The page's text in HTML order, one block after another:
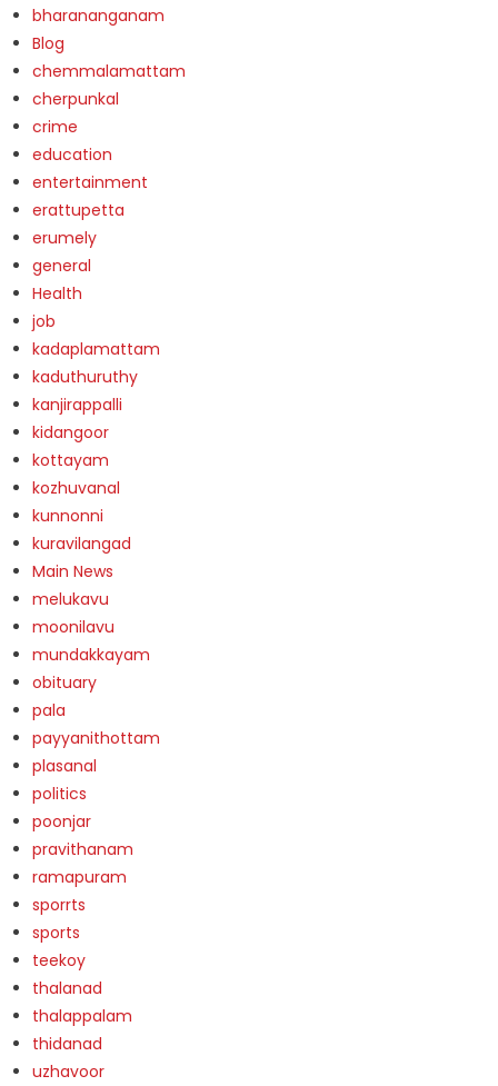
bharananganam
Blog
chemmalamattam
cherpunkal
crime
education
entertainment
erattupetta
erumely
general
Health
job
kadaplamattam
kaduthuruthy
kanjirappalli
kidangoor
kottayam
kozhuvanal
kunnonni
kuravilangad
Main News
melukavu
moonilavu
mundakkayam
obituary
pala
payyanithottam
plasanal
politics
poonjar
pravithanam
ramapuram
sporrts
sports
teekoy
thalanad
thalappalam
thidanad
uzhavoor